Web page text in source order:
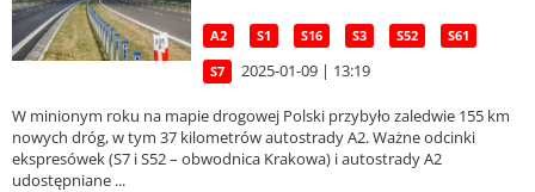
A2 S1 S16 S3 S52 S61
S7 2025-01-09 | 13:19
W minionym roku na mapie drogowej Polski przybyło zaledwie 155 km
nowych dróg, w tym 37 kilometrów autostrady A2. Ważne odcinki
ekspresówek (S7 i S52 – obwodnica Krakowa) i autostrady A2
udostępniane ...